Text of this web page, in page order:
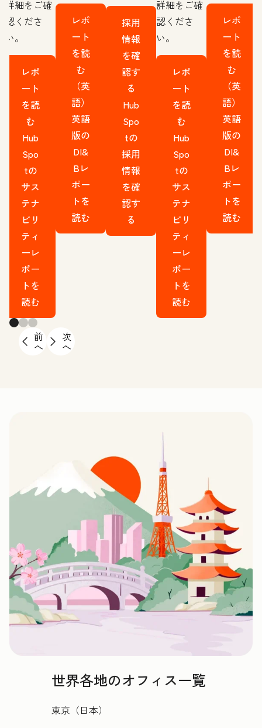
詳細をご確
認くださ
い。
レポ
ート
を読
む
Hub
Spo
tの
サス
テナ
ビリ
ティ
ーレ
ポー
トを
読む
レポ
ート
を読
む
（英
語）
英語
版の
DI&
Bレ
ポー
トを
読む
採用
情報
を確
認す
る
Hub
Spo
tの
採用
情報
を確
認す
る
詳細をご確
認くださ
い。
レポ
ート
を読
む
Hub
Spo
tの
サス
テナ
ビリ
ティ
ーレ
ポー
トを
読む
レポ
ート
を読
む
（英
語）
英語
版の
DI&
Bレ
ポー
トを
読む
前
へ
次
へ
世界各地のオフィス一覧
東京（日本）